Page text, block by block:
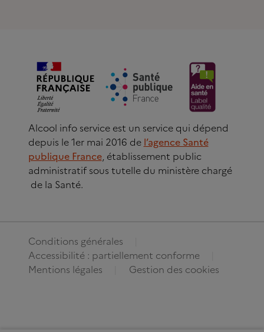
Alcool info service est un service qui dépend
depuis le 1er mai 2016 de l’agence Santé
publique France, établissement public
administratif sous tutelle du ministère chargé
de la Santé.
Conditions générales
Accessibilité : partiellement conforme
Mentions légales
Gestion des cookies